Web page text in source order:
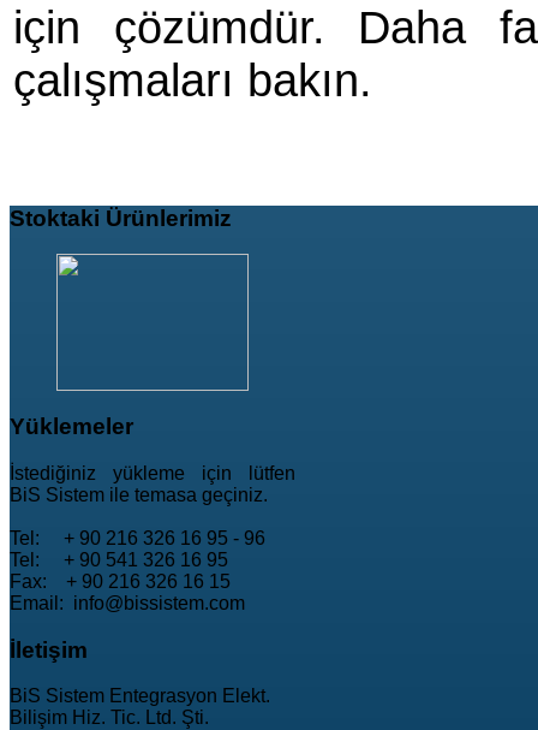
için çözümdür. Daha
çalışmaları bakın.
Stoktaki Ürünlerimiz
Yüklemeler
İstediğiniz yükleme için lütfen
BiS Sistem ile temasa geçiniz.
Tel: + 90 216 326 16 95 - 96
Tel: + 90 541 326 16 95
Fax: + 90 216 326 16 15
Email: info@bissistem.com
İletişim
BiS Sistem Entegrasyon Elekt.
Bilişim Hiz. Tic. Ltd. Şti.